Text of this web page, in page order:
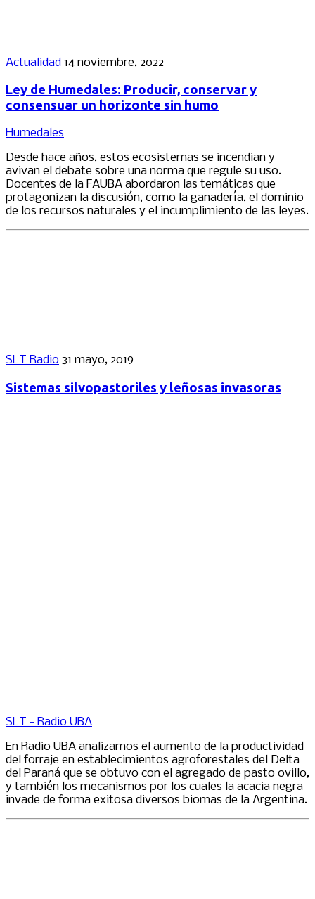
Actualidad 14 noviembre, 2022
Ley de Humedales: Producir, conservar y
consensuar un horizonte sin humo
Humedales
Desde hace años, estos ecosistemas se incendian y
avivan el debate sobre una norma que regule su uso.
Docentes de la FAUBA abordaron las temáticas que
protagonizan la discusión, como la ganadería, el dominio
de los recursos naturales y el incumplimiento de las leyes.
SLT Radio 31 mayo, 2019
Sistemas silvopastoriles y leñosas invasoras
SLT - Radio UBA
En Radio UBA analizamos el aumento de la productividad
del forraje en establecimientos agroforestales del Delta
del Paraná que se obtuvo con el agregado de pasto ovillo,
y también los mecanismos por los cuales la acacia negra
invade de forma exitosa diversos biomas de la Argentina.